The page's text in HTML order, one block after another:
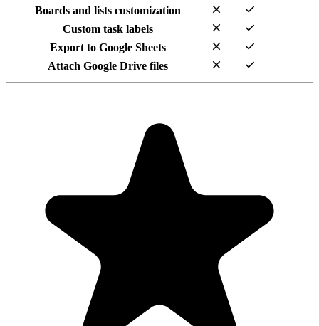
Boards and lists customization close check
Custom task labels close check
Export to Google Sheets close check
Attach Google Drive files close check
"Always have 101 things to do and this helps me organize and
prioritize like no other app can. It syncs to my phone and laptop, and
when I add dates to tasks, they automatically integrate into my
Google Calendar, which is immensely convenient. I can look at my
daily, weekly, and monthly overview in Google Calendar and
clearly see how much I was able to accomplish! Great tool indeed.
Excited to see how it will evolve over time."